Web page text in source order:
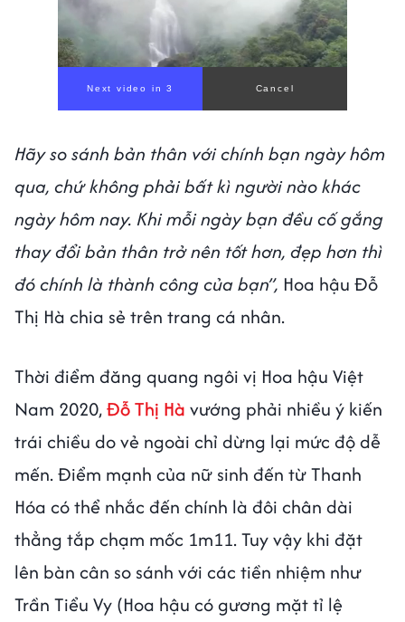
Next video in 1 Cancel
Hãy so sánh bản thân với chính bạn ngày hôm
qua, chứ không phải bất kì người nào khác
ngày hôm nay. Khi mỗi ngày bạn đều cố gắng
thay đổi bản thân trở nên tốt hơn, đẹp hơn thì
đó chính là thành công của bạn”, Hoa hậu Đỗ
Thị Hà chia sẻ trên trang cá nhân.
Thời điểm đăng quang ngôi vị Hoa hậu Việt
Nam 2020,Đỗ Thị Hà vướng phải nhiều ý kiến
trái chiều do vẻ ngoài chỉ dừng lại mức độ dễ
mến. Điểm mạnh của nữ sinh đến từ Thanh
Hóa có thể nhắc đến chính là đôi chân dài
thẳng tắp chạm mốc 1m11. Tuy vậy khi đặt
lên bàn cân so sánh với các tiền nhiệm như
Trần Tiểu Vy (Hoa hậu có gương mặt tỉ lệ